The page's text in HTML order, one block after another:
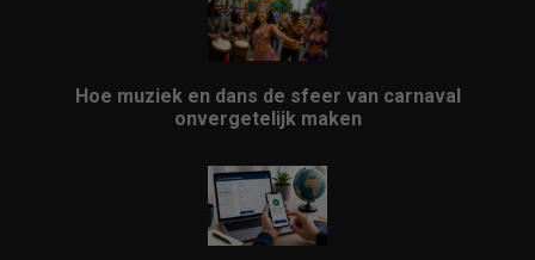
Hoe muziek en dans de sfeer van carnaval
onvergetelijk maken